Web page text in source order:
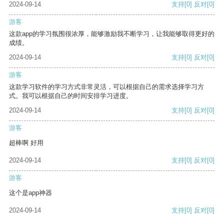
2024-09-14
支持[0] 反对[0]
游客
这款app的学习氛围很浓厚，能够激励我不断学习，让我能够取得更好的
成绩。
2024-09-14
支持[0] 反对[0]
游客
这款学习软件的学习方式非常灵活，可以根据自己的需求选择学习方
式。我可以根据自己的时间安排学习进度。
2024-09-14
支持[0] 反对[0]
游客
超棒啊 好用
2024-09-14 支持[0] 反对[0]
游客
这个是app神器
2024-09-14 支持[0] 反对[0]